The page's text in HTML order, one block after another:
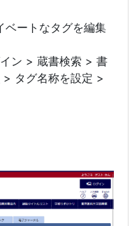
ベートなタグを編集
ン > 蔵書検索 > 書
> タグ名称を設定 >